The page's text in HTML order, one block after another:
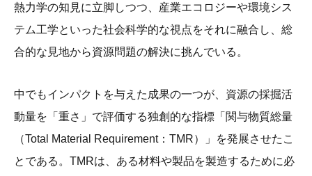
熱力学の知見に立脚しつつ、産業エコロジーや環境シス
テム工学といった社会科学的な視点をそれに融合し、総
合的な見地から資源問題の解決に挑んでいる。
中でもインパクトを与えた成果の一つが、資源の採掘活
動量を「重さ」で評価する独創的な指標「関与物質総量
（Total Material Requirement：TMR）」を発展させたこ
とである。TMRは、ある材料や製品を製造するために必